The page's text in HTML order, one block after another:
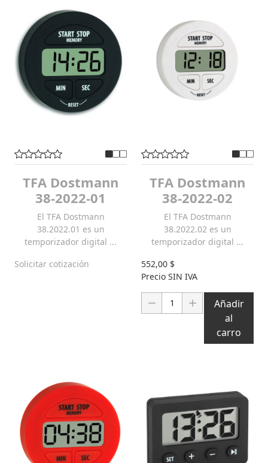
TFA Dostmann
38-2022-01
El TFA Dostmann
38.2022.01 es un
temporizador digital ...
Solicitar cotización
TFA Dostmann
38-2022-02
El TFA Dostmann
38.2022.02 es un
temporizador digital ...
552,00 $
Precio SIN IVA
Cantidad:
Añadir
al
carro